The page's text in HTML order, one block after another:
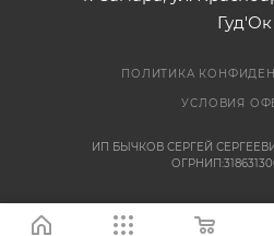
Гуд'Ок
ПОЛИТИКА
УСЛОВИЯ
ИП БЫЧКОВ СЕРГЕЙ